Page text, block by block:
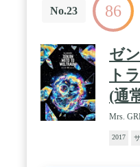
No.23 86
ゼ
ト
(通
Mrs.
2017